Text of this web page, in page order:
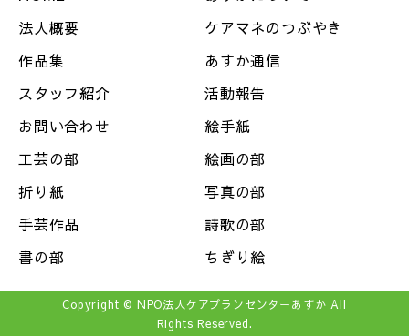
法人概要
ケアマネのつぶやき
作品集
あすか通信
スタッフ紹介
活動報告
お問い合わせ
絵手紙
工芸の部
絵画の部
折り紙
写真の部
手芸作品
詩歌の部
書の部
ちぎり絵
Copyright © NPO法人ケアプランセンターあすか All
Rights Reserved.